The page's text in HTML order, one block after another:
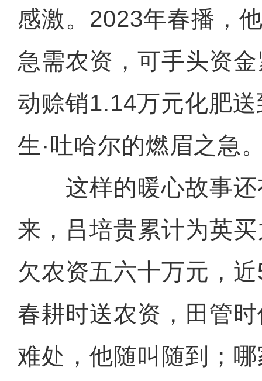
感激。2023年春播，
急需农资，可手头资
动赊销1.14万元化肥
生·吐哈尔的燃眉之急
这样的暖心故事还
来，吕培贵累计为英
欠农资五六十万元，
春耕时送农资，田管
难处，他随叫随到；